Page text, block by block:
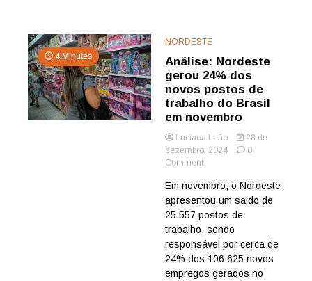
4 Minutes
NORDESTE
Análise: Nordeste
gerou 24% dos
novos postos de
trabalho do Brasil
em novembro
Luciana Leão
28 de
dezembro, 2024
0
Commenton
Nordeste
gerou
24%
novos
postos
de
trabalho
Em novembro, o Nordeste
apresentou um saldo de
25.557 postos de
trabalho, sendo
responsável por cerca de
24% dos 106.625 novos
empregos gerados no